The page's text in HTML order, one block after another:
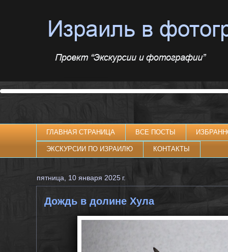
ГЛАВНАЯ СТРАНИЦА ВСЕ ПОСТЫ
ЭКСКУРСИИ ПО ИЗРАИЛЮ КОНТАКТЫ
пятница, 10 января 2025 г.
Дождь в долине Хула